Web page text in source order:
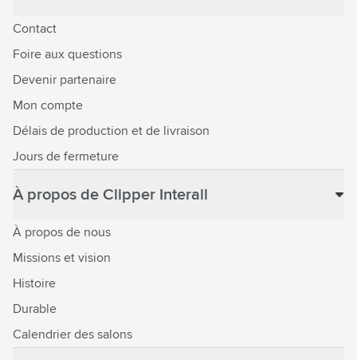
Contact
Foire aux questions
Devenir partenaire
Mon compte
Délais de production et de livraison
Jours de fermeture
À propos de Clipper Interall
À propos de nous
Missions et vision
Histoire
Durable
Calendrier des salons